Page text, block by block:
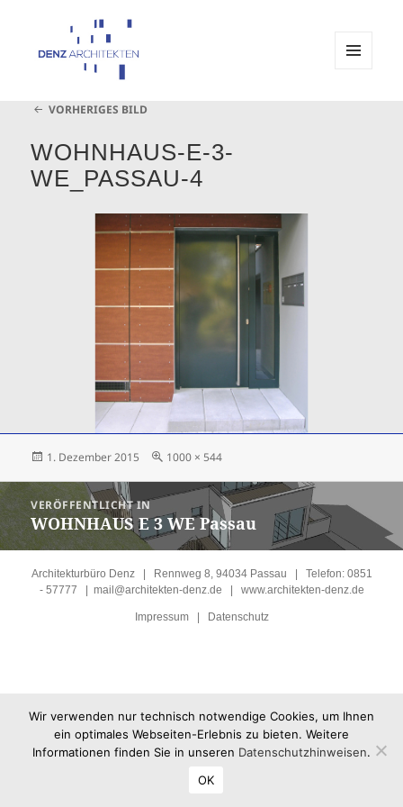
Architekturbüro Denz Passau
VORHERIGES BILD
WOHNHAUS-E-3-
WE_PASSAU-4
Veröffentlicht
1. Dezember 2015
Volle
1000 × 544
Beitragsnavigation
VERÖFFENTLICHT IN
WOHNHAUS E 3 WE Passau
Architekturbüro Denz | Rennweg 8, 94034 Passau | Telefon: 0851
- 57777 | mail@architekten-denz.de | www.architekten-denz.de
Impressum| Datenschutz
Wir verwenden nur technisch notwendige Cookies, um Ihnen
ein optimales Webseiten-Erlebnis zu bieten. Weitere
Informationen finden Sie in unseren Datenschutzhinweisen.
OK